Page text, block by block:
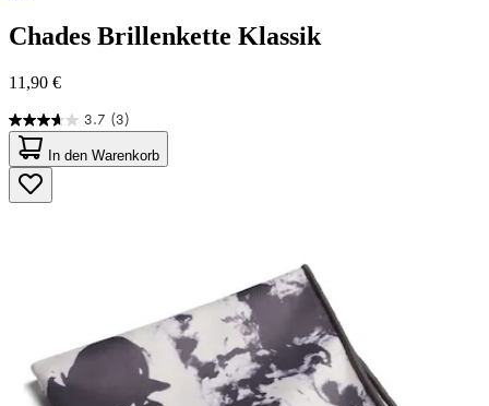
Chades Brillenkette Klassik
11,90 €
3.7 (3)
3.7
von
5
Sternen.
3
In den Warenkorb